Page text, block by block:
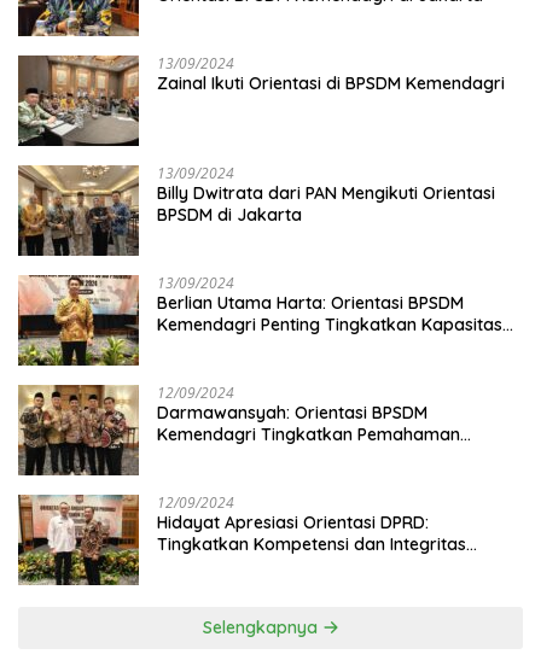
13/09/2024
Zainal Ikuti Orientasi di BPSDM Kemendagri
13/09/2024
Billy Dwitrata dari PAN Mengikuti Orientasi
BPSDM di Jakarta
13/09/2024
Berlian Utama Harta: Orientasi BPSDM
Kemendagri Penting Tingkatkan Kapasitas
12/09/2024
Darmawansyah: Orientasi BPSDM
Kemendagri Tingkatkan Pemahaman
12/09/2024
Hidayat Apresiasi Orientasi DPRD:
Tingkatkan Kompetensi dan Integritas
Selengkapnya